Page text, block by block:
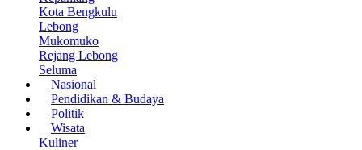
Kota Bengkulu
Lebong
Mukomuko
Rejang Lebong
Seluma
Nasional
Pendidikan & Budaya
Politik
Wisata
Kuliner